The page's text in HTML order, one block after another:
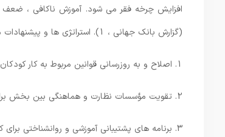
افزایش چرخه فقر می شود. آموزش ناکافی ، ضعف
(گزارش بانک جهانی ، 1). استراتژی ها و پیشنهادات موجود چیست؟
1. اصلاح و به روزرسانی قوانین مربوط به کار کودکان و بهره برداری اقتصادی ، با تأکید بر آخرین شرایط فضای مجازی و تولید محتوای تظاهرات.
2. تقویت مؤسسات نظارت و هماهنگی بین بخش برای رفتار با استثمار کودکان.
3. برنامه های پشتیبانی آموزشی و روانشناختی برای کودکان آسیب دیده ؛